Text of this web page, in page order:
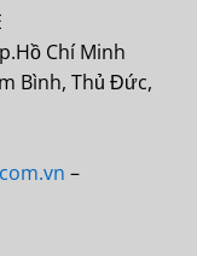
Chí Minh
Bình, Thủ Đức,
–